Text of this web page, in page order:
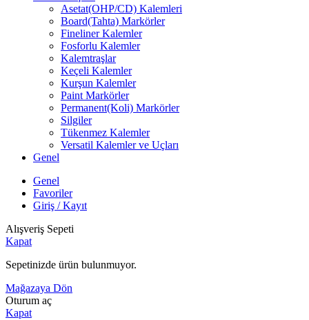
Asetat(OHP/CD) Kalemleri
Board(Tahta) Markörler
Fineliner Kalemler
Fosforlu Kalemler
Kalemtraşlar
Keçeli Kalemler
Kurşun Kalemler
Paint Markörler
Permanent(Koli) Markörler
Silgiler
Tükenmez Kalemler
Versatil Kalemler ve Uçları
Genel
Genel
Favoriler
Giriş / Kayıt
Alışveriş Sepeti
Kapat
Sepetinizde ürün bulunmuyor.
Mağazaya Dön
Oturum aç
Kapat